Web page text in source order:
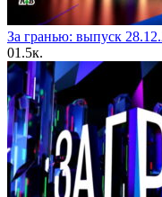
За гранью: выпуск
01.5к.